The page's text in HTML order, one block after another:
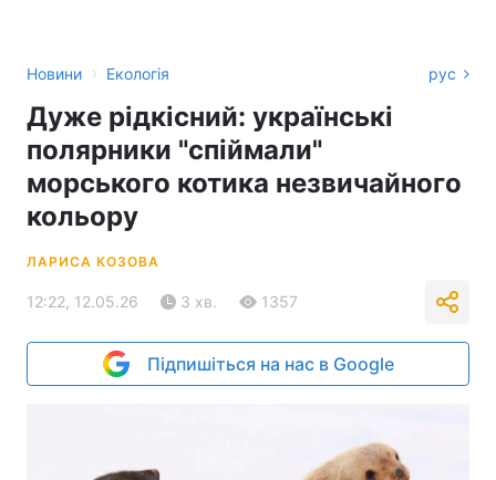
Новини › Екологія рус
Дуже рідкісний: українські
полярники "спіймали"
морського котика незвичайного
кольору
ЛАРИСА КОЗОВА
12:22, 12.05.26 3 хв. 1357
Підпишіться на нас в Google